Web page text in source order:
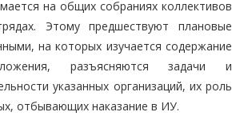
на общих собраниях коллективов
Этому предшествуют плановые
на которых изучается содержание
разъясняются задачи и
указанных организаций, их роль
отбывающих наказание в ИУ.